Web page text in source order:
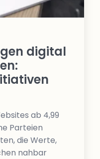
digital
ab 4,99
Parteien
die Werte,
nahbar